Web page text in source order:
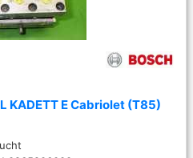
KADETT E Cabriolet (T85)